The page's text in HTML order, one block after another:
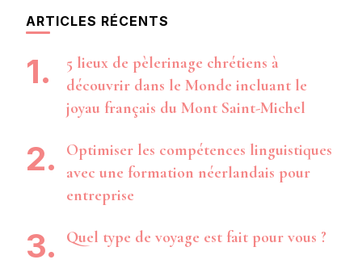
ARTICLES RÉCENTS
5 lieux de pèlerinage chrétiens à
découvrir dans le Monde incluant le
joyau français du Mont Saint-Michel
Optimiser les compétences linguistiques
avec une formation néerlandais pour
entreprise
Quel type de voyage est fait pour vous ?